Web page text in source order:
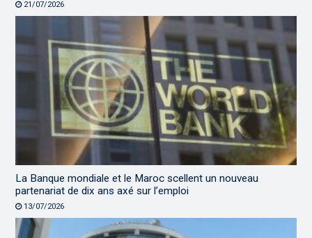
21/07/2026
La Banque mondiale et le Maroc scellent un nouveau
partenariat de dix ans axé sur l’emploi
13/07/2026